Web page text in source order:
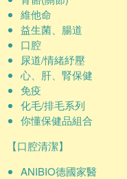
維他命
益生菌、腸道
口腔
尿道/情緒紓壓
心、肝、腎保健
免疫
化毛/排毛系列
你懂保健品組合
【口腔清潔】
ANIBIO德國家醫